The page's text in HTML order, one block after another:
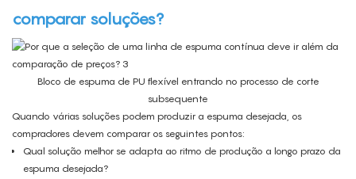
comparar soluções?
Bloco de espuma de PU flexível entrando no processo de corte
subsequente
Quando várias soluções podem produzir a espuma desejada, os
compradores devem comparar os seguintes pontos:
Qual solução melhor se adapta ao ritmo de produção a longo prazo da
espuma desejada?